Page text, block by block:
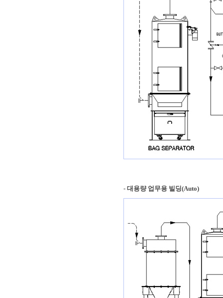
- 대용량 업무용 빌딩(Auto)